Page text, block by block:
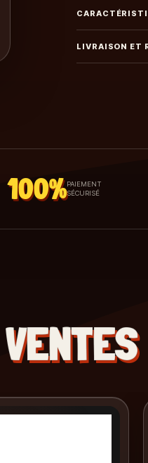
LIVRAISON ET
100%PAIEMENT
SÉCURISÉ